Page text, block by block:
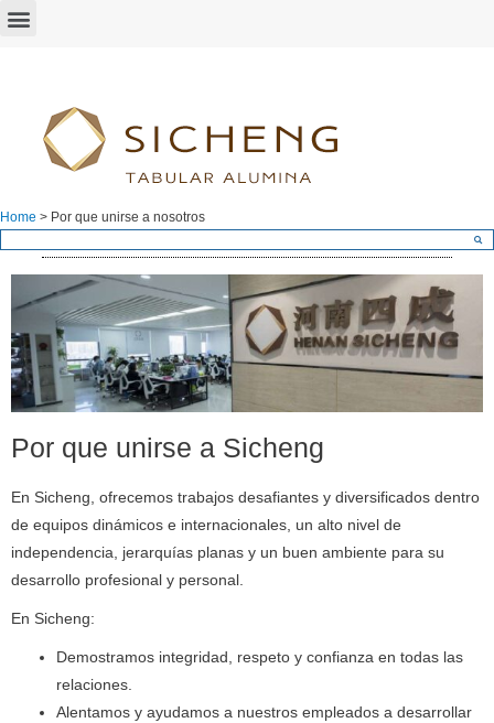
Home > Por que unirse a nosotros
Por que unirse a Sicheng
En Sicheng, ofrecemos trabajos desafiantes y diversificados dentro
de equipos dinámicos e internacionales, un alto nivel de
independencia, jerarquías planas y un buen ambiente para su
desarrollo profesional y personal.
En Sicheng:
Demostramos integridad, respeto y confianza en todas las
relaciones.
Alentamos y ayudamos a nuestros empleados a desarrollar